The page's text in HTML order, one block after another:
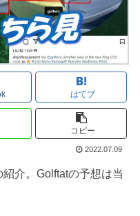
はてブ
コピー
2022.07.09
介。Golftatの予想は当